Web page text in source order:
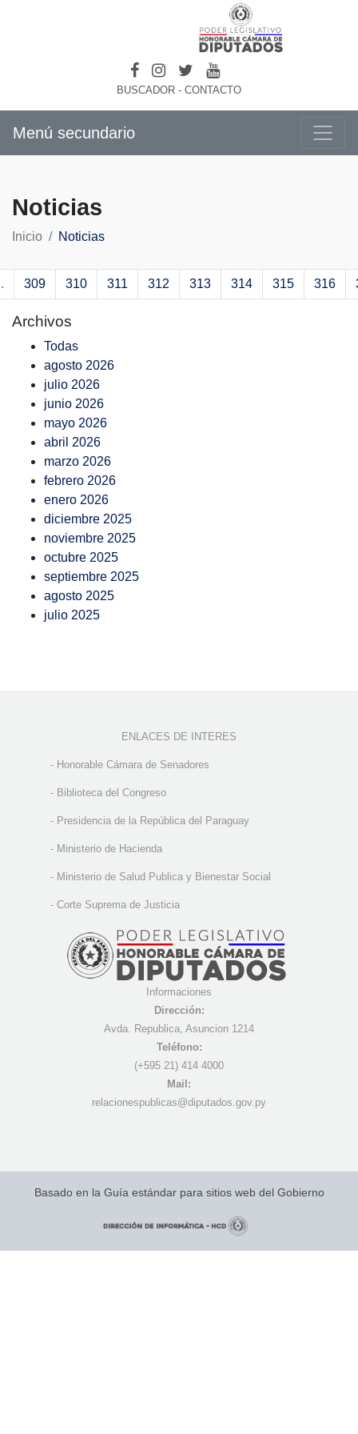
BUSCADOR - CONTACTO
Menú secundario
Noticias
Inicio Noticias
309 310 311 312 313 314 315 316
Archivos
Todas
agosto 2026
julio 2026
junio 2026
mayo 2026
abril 2026
marzo 2026
febrero 2026
enero 2026
diciembre 2025
noviembre 2025
octubre 2025
septiembre 2025
agosto 2025
julio 2025
ENLACES DE INTERES
- Honorable Cámara de Senadores
- Biblioteca del Congreso
- Presidencia de la República del Paraguay
- Ministerio de Hacienda
- Ministerio de Salud Publica y Bienestar Social
- Corte Suprema de Justicia
Informaciones
Dirección:
Avda. Republica, Asuncion 1214
Teléfono:
(+595 21) 414 4000
Mail:
relacionespublicas@diputados.gov.py
Basado en la Guía estándar para sitios web del Gobierno